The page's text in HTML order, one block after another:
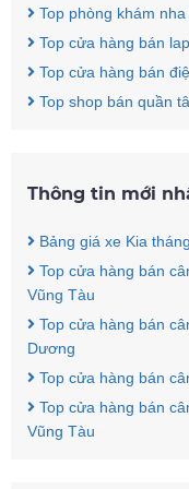
Top phòng khám
Top cửa hàng bán
Top cửa hàng bán
Top shop bán quần
Thông tin mới
Bảng giá xe Kia
Top cửa hàng bán
Vũng Tàu
Top cửa hàng bán
Dương
Top cửa hàng bán
Top cửa hàng bán
Vũng Tàu